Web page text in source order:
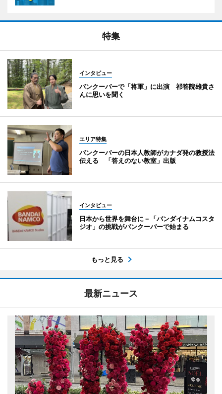
特集
インタビュー
バンクーバーで「将軍」に出演 祁答院雄貴さ
んに思いを聞く
エリア特集
バンクーバーの日本人教師がカナダ発の教授法
伝える 「答えのない教室」出版
インタビュー
日本から世界を舞台に－「バンダイナムコスタ
ジオ」の挑戦がバンクーバーで始まる
もっと見る
最新ニュース